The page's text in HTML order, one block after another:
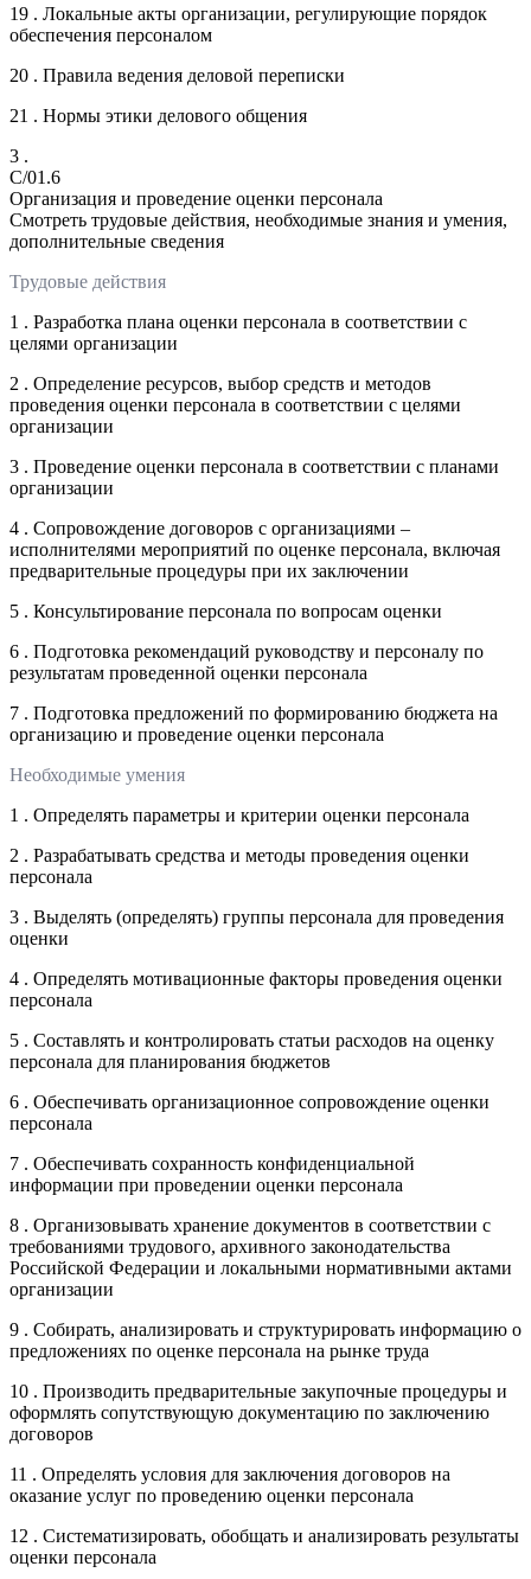
19 . Локальные акты организации, регулирующие порядок
обеспечения персоналом
20 . Правила ведения деловой переписки
21 . Нормы этики делового общения
3 .
C/01.6
Организация и проведение оценки персонала
Смотреть трудовые действия, необходимые знания и умения,
дополнительные сведения
Трудовые действия
1 . Разработка плана оценки персонала в соответствии с
целями организации
2 . Определение ресурсов, выбор средств и методов
проведения оценки персонала в соответствии с целями
организации
3 . Проведение оценки персонала в соответствии с планами
организации
4 . Сопровождение договоров с организациями –
исполнителями мероприятий по оценке персонала, включая
предварительные процедуры при их заключении
5 . Консультирование персонала по вопросам оценки
6 . Подготовка рекомендаций руководству и персоналу по
результатам проведенной оценки персонала
7 . Подготовка предложений по формированию бюджета на
организацию и проведение оценки персонала
Необходимые умения
1 . Определять параметры и критерии оценки персонала
2 . Разрабатывать средства и методы проведения оценки
персонала
3 . Выделять (определять) группы персонала для проведения
оценки
4 . Определять мотивационные факторы проведения оценки
персонала
5 . Составлять и контролировать статьи расходов на оценку
персонала для планирования бюджетов
6 . Обеспечивать организационное сопровождение оценки
персонала
7 . Обеспечивать сохранность конфиденциальной
информации при проведении оценки персонала
8 . Организовывать хранение документов в соответствии с
требованиями трудового, архивного законодательства
Российской Федерации и локальными нормативными актами
организации
9 . Собирать, анализировать и структурировать информацию о
предложениях по оценке персонала на рынке труда
10 . Производить предварительные закупочные процедуры и
оформлять сопутствующую документацию по заключению
договоров
11 . Определять условия для заключения договоров на
оказание услуг по проведению оценки персонала
12 . Систематизировать, обобщать и анализировать результаты
оценки персонала